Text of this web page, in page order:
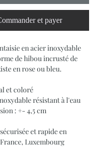
et payer
en acier inoxydable
de hibou incrusté de
en rose ou bleu.
et coloré
résistant à l'eau
: +- 4,5 cm
et rapide en
Luxembourg